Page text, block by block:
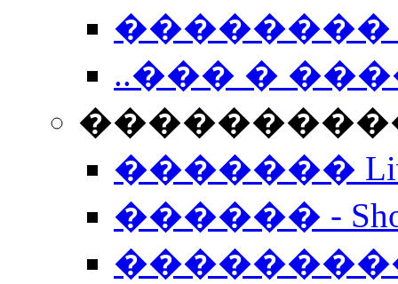
��������
..��� �
����������
�������
������ -